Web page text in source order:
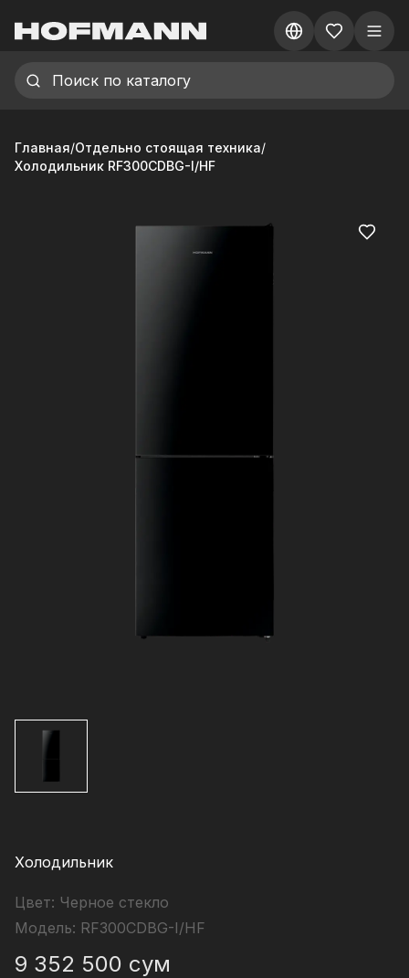
Главная/Отдельно стоящая техника/
Холодильник RF300CDBG-I/HF
Холодильник
Цвет: Черное стекло
Модель: RF300CDBG-I/HF
9 352 500 сум